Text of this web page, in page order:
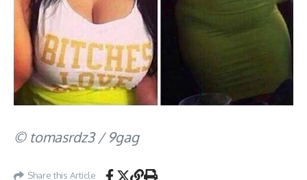
© tomasrdz3 / 9gag
Share this Article